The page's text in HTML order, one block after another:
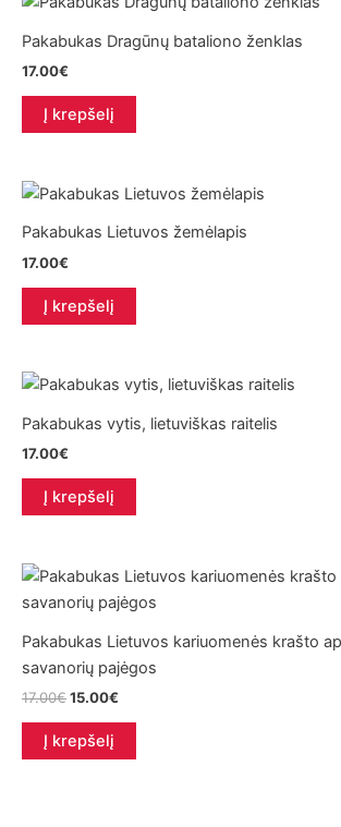
Pakabukas Dragūnų bataliono ženklas
17.00€
Į krepšelį
Pakabukas Lietuvos žemėlapis
17.00€
Į krepšelį
Pakabukas vytis, lietuviškas raitelis
17.00€
Į krepšelį
Pakabukas Lietuvos kariuomenės krašto
savanorių pajėgos
17.00€Original
was:
17.00€.
15.00€
Į krepšelį